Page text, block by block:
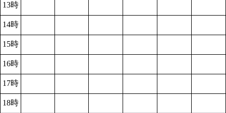
13時
14時
15時
16時
17時
18時